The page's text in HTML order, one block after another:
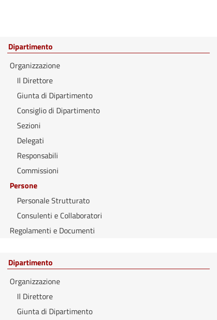
Dipartimento
Organizzazione
Il Direttore
Giunta di Dipartimento
Consiglio di Dipartimento
Sezioni
Delegati
Responsabili
Commissioni
Persone
Personale Strutturato
Consulenti e Collaboratori
Regolamenti e Documenti
Dipartimento
Organizzazione
Il Direttore
Giunta di Dipartimento